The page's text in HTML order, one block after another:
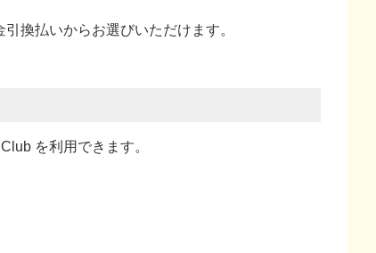
引換払いからお選びいただけます。
を利用できます。